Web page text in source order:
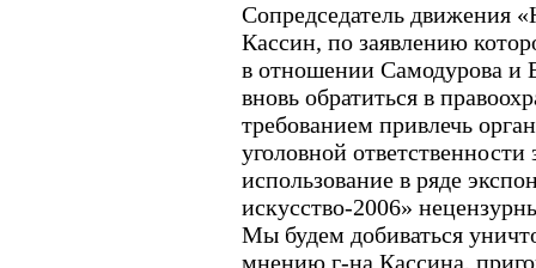
Сопредседатель движения
Кассин, по заявлению
в отношении Самодурова и
вновь обратиться в
требованием привлечь
уголовной
использование в ряде
искусство-2006»
Мы будем добиваться
мнению г-на Кассина,